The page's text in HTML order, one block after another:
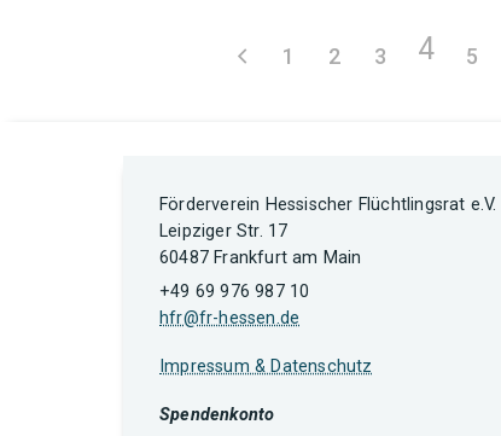
1 2 3 4 5
Förderverein Hessischer Flüchtlingsrat e.V.
Leipziger Str. 17
60487 Frankfurt am Main
+49 69 976 987 10
hfr@fr-hessen.de
Impressum & Datenschutz
Spendenkonto